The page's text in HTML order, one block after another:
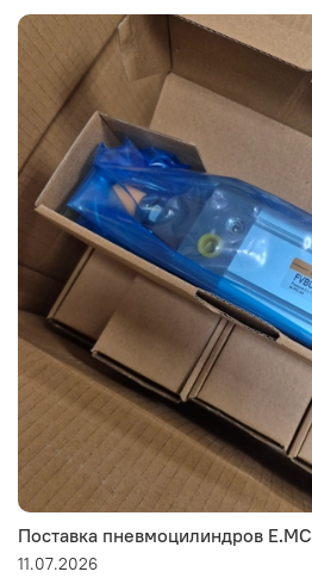
Поставка пневмоцилиндров E.MC
11.07.2026